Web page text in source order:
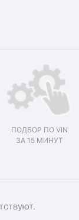
ПОДБОР ПО VIN
ЗА 15 МИНУТ